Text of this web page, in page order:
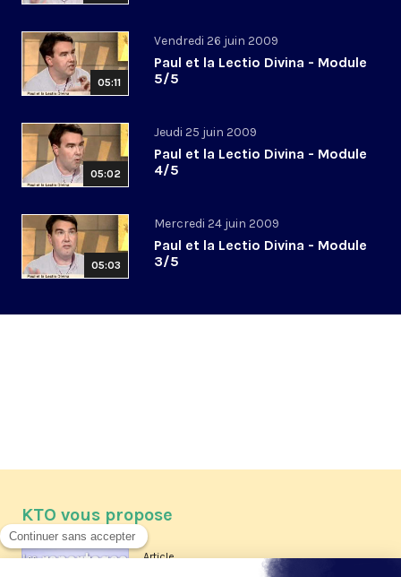
05:11
Vendredi 26 juin 2009
Paul et la Lectio Divina - Module
5/5
05:02
Jeudi 25 juin 2009
Paul et la Lectio Divina - Module
4/5
05:03
Mercredi 24 juin 2009
Paul et la Lectio Divina - Module
3/5
KTO vous propose
Article